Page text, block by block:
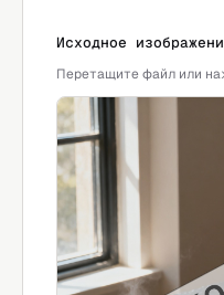
Исходное
Перетащите файл или